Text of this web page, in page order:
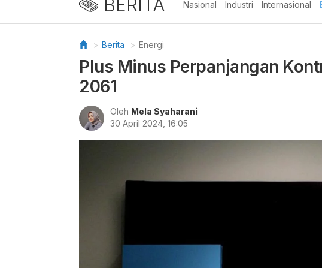
BERITA Nasional Industri Internasional
Berita Energi
Plus Minus Perpanjangan
2061
Oleh Mela Syaharani
30 April 2024, 16:05